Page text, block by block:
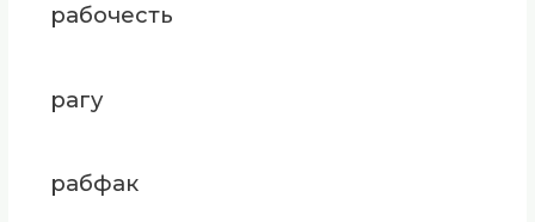
рабочесть
рагу
рабфак